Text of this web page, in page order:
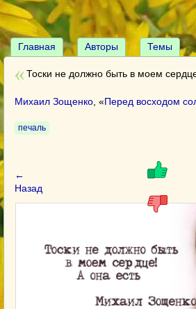
Главная Авторы Темы
Тоски не должно быть в моем
Михаил Зощенко , «Перед восходом
печаль
←
Назад